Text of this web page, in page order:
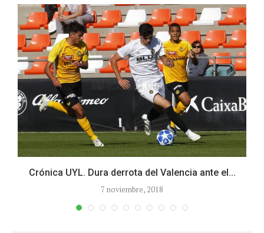
Crónica UYL. Dura derrota del Valencia ante el...
7 noviembre, 2018